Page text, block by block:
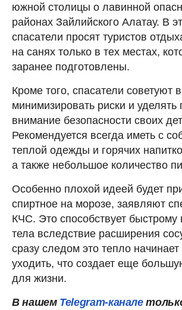
южной столицы о лавинной
районах Зайлийского Алатау. В
спасатели просят туристов
на санях только в тех местах,
заранее подготовлены.
Кроме того, спасатели советуют
минимизировать риски и
внимание безопасности своих
Рекомендуется всегда иметь с
теплой одежды и горячих
а также небольшое количество
Особенно плохой идеей будет
спиртное на морозе, заявляют
КЧС. Это способствует быстрому
тела вследствие расширения
сразу следом это тепло
уходить, что создает еще
для жизни.
В нашем Telegram-канале